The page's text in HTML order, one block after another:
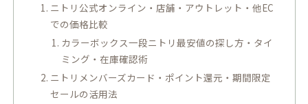
ニトリ公式オンライン・店舗・アウトレット・他EC
での価格比較
カラーボックス一段ニトリ最安値の探し方・タイ
ミング・在庫確認術
ニトリメンバーズカード・ポイント還元・期間限定
セールの活用法